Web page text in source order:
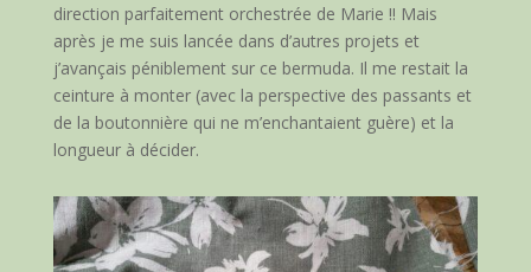
direction parfaitement orchestrée de Marie !! Mais
après je me suis lancée dans d’autres projets et
j’avançais péniblement sur ce bermuda. Il me restait la
ceinture à monter (avec la perspective des passants et
de la boutonnière qui ne m’enchantaient guère) et la
longueur à décider.